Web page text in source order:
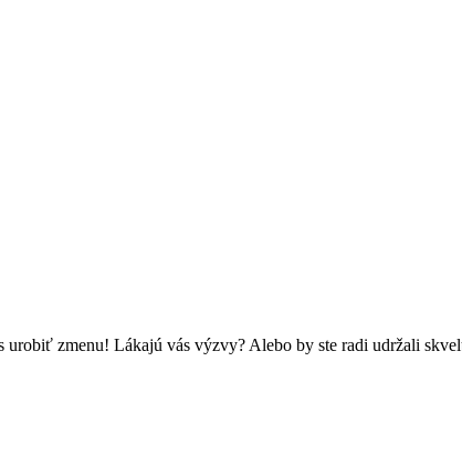
zmenu! Lákajú vás výzvy? Alebo by ste radi udržali